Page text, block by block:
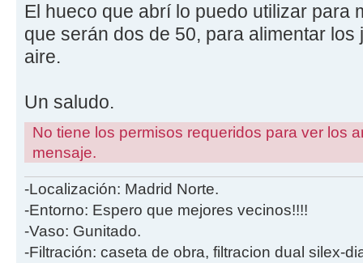
El hueco que abrí lo puedo utilizar para
que serán dos de 50, para alimentar
aire.
Un saludo.
No tiene los permisos requeridos para ver los
mensaje.
-Localización: Madrid Norte.
-Entorno: Espero que mejores vecinos!!!!
-Vaso: Gunitado.
-Filtración: caseta de obra, filtracion dual silex-